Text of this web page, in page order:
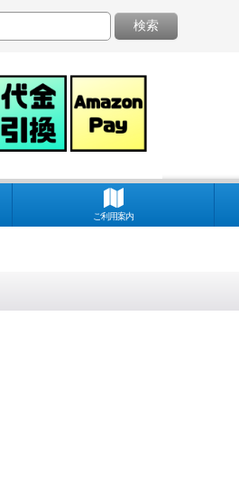
検索
ご利用案内